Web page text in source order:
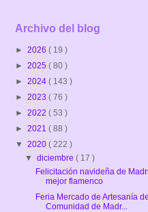
Archivo del blog
► 2026 ( 19 )
► 2025 ( 80 )
► 2024 ( 143 )
► 2023 ( 76 )
► 2022 ( 53 )
► 2021 ( 88 )
▼ 2020 ( 222 )
▼diciembre( 17 )
Felicitación navideña de
mejor flamenco
Feria Mercado de Artesanía
Comunidad de Madr...